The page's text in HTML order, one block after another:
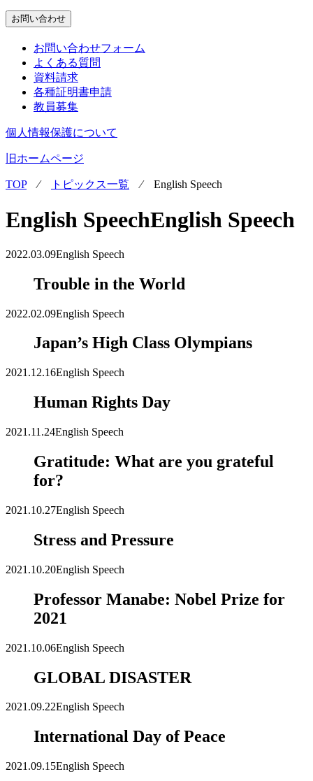
お問い合わせ
お問い合わせフォーム
よくある質問
資料請求
各種証明書申請
教員募集
個人情報保護について
旧ホームページ
TOP⁄ トピックス一覧 ⁄ English Speech
English SpeechEnglish Speech
2022.03.09English Speech
Trouble in the World
2022.02.09English Speech
Japan’s High Class Olympians
2021.12.16English Speech
Human Rights Day
2021.11.24English Speech
Gratitude: What are you grateful
for?
2021.10.27English Speech
Stress and Pressure
2021.10.20English Speech
Professor Manabe: Nobel Prize for
2021
2021.10.06English Speech
GLOBAL DISASTER
2021.09.22English Speech
International Day of Peace
2021.09.15English Speech